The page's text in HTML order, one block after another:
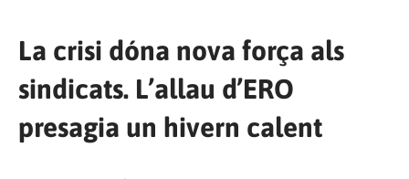
La crisi dóna nova força als
sindicats. L’allau d’ERO
presagia un hivern calent